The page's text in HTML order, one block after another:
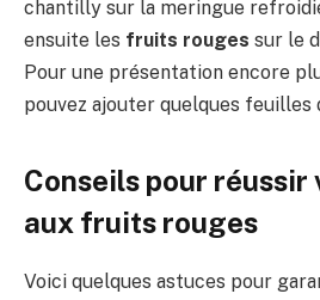
chantilly sur la meringue
ensuite les fruits rouges sur le
Pour une présentation encore
pouvez ajouter quelques feuilles
Conseils pour réussir
aux fruits rouges
Voici quelques astuces pour